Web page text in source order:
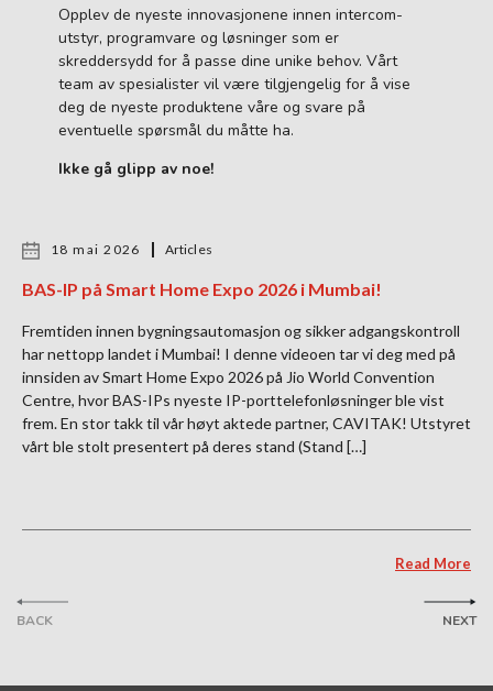
Opplev de nyeste innovasjonene innen intercom-
utstyr, programvare og løsninger som er
skreddersydd for å passe dine unike behov. Vårt
team av spesialister vil være tilgjengelig for å vise
deg de nyeste produktene våre og svare på
eventuelle spørsmål du måtte ha.
Ikke gå glipp av noe!
BACK
18 mai 2026 Articles
BAS-IP på Smart Home Expo 2026 i Mumbai!
Fremtiden innen bygningsautomasjon og sikker adgangskontroll
har nettopp landet i Mumbai! I denne videoen tar vi deg med på
innsiden av Smart Home Expo 2026 på Jio World Convention
Centre, hvor BAS-IPs nyeste IP-porttelefonløsninger ble vist
frem. En stor takk til vår høyt aktede partner, CAVITAK! Utstyret
vårt ble stolt presentert på deres stand (Stand […]
Read More
NEXT